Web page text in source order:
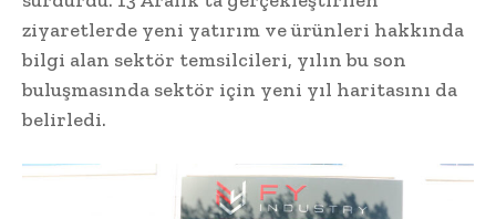
ziyaretlerde yeni yatırım ve ürünleri hakkında
bilgi alan sektör temsilcileri, yılın bu son
buluşmasında sektör için yeni yıl haritasını da
belirledi.